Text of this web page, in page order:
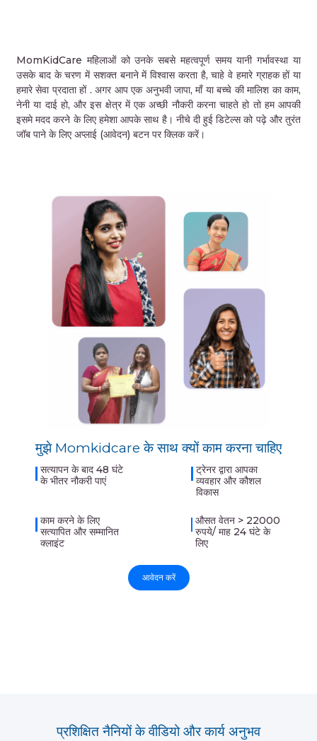
MomKidCare महिलाओं को उनके सबसे महत्वपूर्ण समय यानी गर्भावस्था या
उसके बाद के चरण में सशक्त बनाने में विश्वास करता है, चाहे वे हमारे ग्राहक हों या
हमारे सेवा प्रदाता हों . अगर आप एक अनुभवी जापा, माँ या बच्चे की मालिश का काम,
नेनी या दाई हो, और इस क्षेत्र में एक अच्छी नौकरी करना चाहते हो तो हम आपकी
इसमे मदद करने के लिए हमेशा आपके साथ है। नीचे दी हुई डिटेल्स को पढ़े और तुरंत
जॉब पाने के लिए अप्लाई (आवेदन) बटन पर क्लिक करें।
मुझे Momkidcare के साथ क्यों काम करना चाहिए
सत्यापन के बाद 48 घंटे
के भीतर नौकरी पाएं
ट्रेनर द्वारा आपका
व्यवहार और कौशल
विकास
काम करने के लिए
सत्यापित और सम्मानित
क्लाइंट
औसत वेतन > 22000
रुपये/ माह 24 घंटे के
लिए
आवेदन करें
प्रशिक्षित नैनियों के वीडियो और कार्य अनुभव